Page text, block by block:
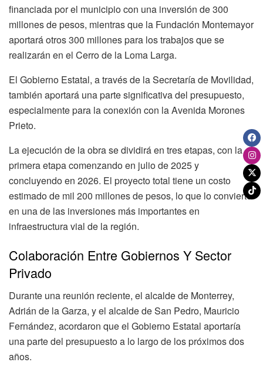
financiada por el municipio con una inversión de 300
millones de pesos, mientras que la Fundación Montemayor
aportará otros 300 millones para los trabajos que se
realizarán en el Cerro de la Loma Larga.
El Gobierno Estatal, a través de la Secretaría de Movilidad,
también aportará una parte significativa del presupuesto,
especialmente para la conexión con la Avenida Morones
Prieto.
La ejecución de la obra se dividirá en tres etapas, con la
primera etapa comenzando en julio de 2025 y
concluyendo en 2026. El proyecto total tiene un costo
estimado de mil 200 millones de pesos, lo que lo convierte
en una de las inversiones más importantes en
infraestructura vial de la región.
Colaboración Entre Gobiernos Y Sector
Privado
Durante una reunión reciente, el alcalde de Monterrey,
Adrián de la Garza, y el alcalde de San Pedro, Mauricio
Fernández, acordaron que el Gobierno Estatal aportaría
una parte del presupuesto a lo largo de los próximos dos
años.